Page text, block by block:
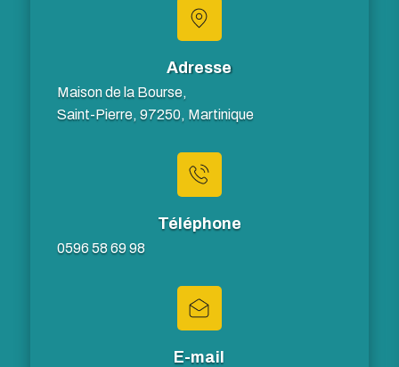
Adresse
Maison de la Bourse,
Saint-Pierre, 97250, Martinique
Téléphone
0596 58 69 98
E-mail